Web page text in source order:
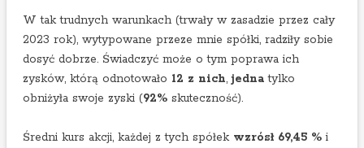
W tak trudnych warunkach (trwały w zasadzie przez cały
2023 rok), wytypowane przeze mnie spółki, radziły sobie
dosyć dobrze. Świadczyć może o tym poprawa ich
zysków, którą odnotowało 12 z nich,jednatylko
obniżyła swoje zyski (92%skuteczność).
Średni kurs akcji, każdej z tych spółek wzrósł 69,45 %i